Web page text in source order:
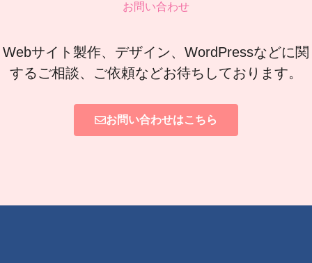
お問い合わせ
Webサイト製作、デザイン、WordPressなどに関
するご相談、ご依頼などお待ちしております。
お問い合わせはこちら